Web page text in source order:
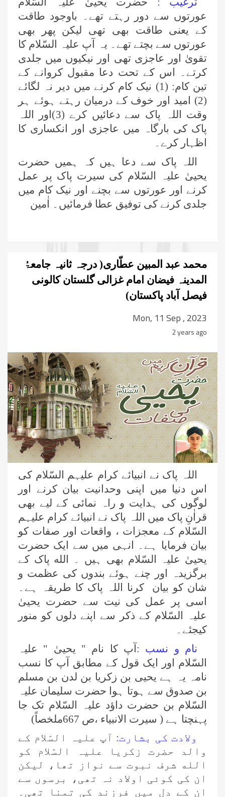
عورتوں سے دور رہتے تھے۔ باوجود طاقت
کے یعنی طاقت بھی تھی لیکن پھر بھی
عورتوں سے بچتے تھے۔ یہ آپ علیہ السّلام کا
تقویٰ اور عاجزی تھی اور نیکیوں میں جلدی
کرتے۔ اس کے تحت دعا مقبول کروانے کے
تین کام: (1) نیک کام کرنے میں دیر نہ لگائے
(2) امید اور خوف کے درمیان رہتے ہوئے ہر
وقت اللہ پاک سے دعائیں کرے (3)اور اللہ
پاک کی بارگاہ میں عاجزی اور انکساری کا
اظہار کرے۔
اللہ پاک سے دعا ہیں کہ ہمیں حضرت
یحییٰ علیہ السّلام کی سیرت پاک پر عمل
کرنے اور عورتوں سے بچنے اور نیک کام میں
جلدی کرنے کی توفیق عطا فرمائیں۔ اٰمین
محمد عبد المبین عطّاری( درجہ ثانیہ جامعۃُ
المدينہ فیضان امام غزالی گلستان کالونی
فیصل آباد پاکستان)
Mon, 11 Sep , 2023
2 years ago
اللہ پاک نے انبیائے کرام علیہم السّلام کی
اس دنیا میں اپنی وحدانیت بیان کرنے اور
لوگوں کی ہدایت و راہ نمائی کے لیے بھی
قراٰنِ پاک میں اللہ پاک نے انبیائے کرام علیہم
السّلام کے معجزات ، واقعات اور صفات کو
بیان فرمایا ہے۔ انہی میں سے ایک حضرت
یحییٰ علیہ السّلام بھی ہیں ۔ الله پاک کے
برگزیدہ اور چنے ہوئے بندوں کی عظمت و
شان کو بیان کرنا اللہ پاک کا طریقہ ہے۔
اسی پر عمل کی نیت سے حضرت یحییٰ
علیہ السّلام کے ذکر سے اپنے دلوں کو منور
کیجئے۔
نام و نسب : آپ کا نام " یحییٰ " علیہ
السّلام اور ایک قول کے مطابق آپ کا نسب
نامہ یہ ہے یحیی بن زکریا بن لدن بن مسلم
بن صدوق سے ہوتا ہوا حضرت سلیمان علیہ
السّلام بن حضرت داؤد علیہ السّلام تک جا
پہنچتا ہے ( سیرت الانبیاء ،ص 667ملخصاً)
ولادت کی بشارت: آپ علیہ السّلام کے
والد حضرت زکریا علیہ السّلام کو
الله شرف نبوت سے نواز تھا، لیکن
ان کی کوئی اولاد نہ تھی، برسوں سے
ان کے دل میں فرزند کی تمنا تھی۔